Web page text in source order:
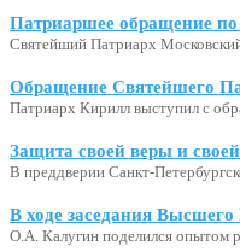
Патриаршее обращение
Святейший Патриарх
Обращение Святейшего
Патриарх Кирилл выступил с
Защита своей веры и
В преддверии Санкт-
В ходе заседания
О.А. Калугин поделился опытом